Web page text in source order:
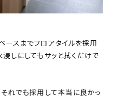
ースまでフロアタイルを採用
しにしてもサッと拭くだけで
れでも採用して本当に良かっ